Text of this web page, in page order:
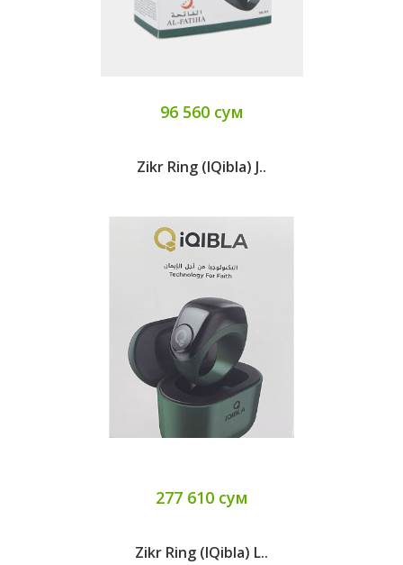
96 560 сум
Zikr Ring (iQibla) J..
277 610 сум
Zikr Ring (iQibla) L..